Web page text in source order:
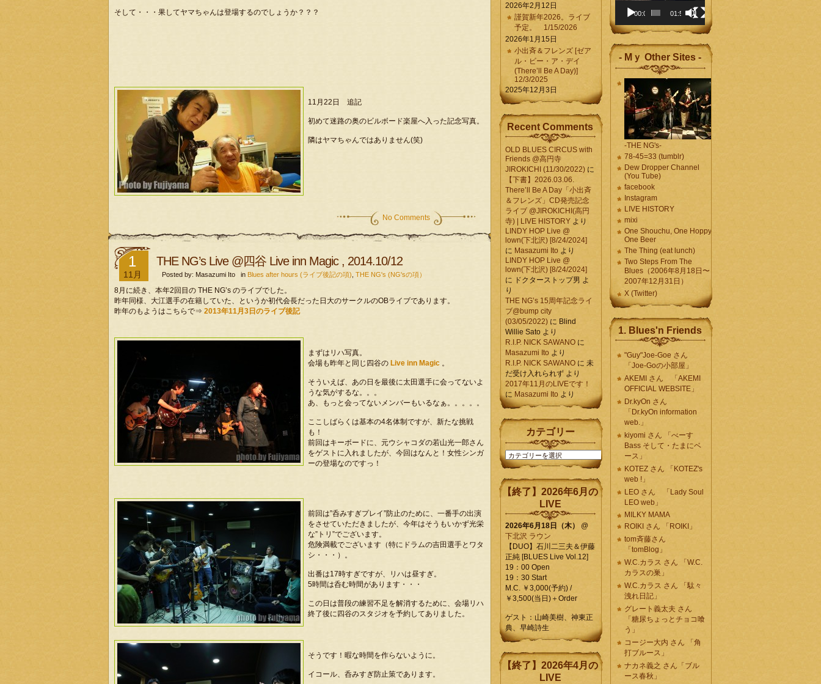
そして・・・果してヤマちゃんは登場するのでしょうか？？？
11月22日 追記
初めて迷路の奥のビルボード楽屋へ入った記念写真。
隣はヤマちゃんではありません(笑)
No Comments
1
11月
THE NG’s Live @四谷 Live inn Magic , 2014.10/12
Posted by: Masazumi Ito in Blues after hours (ライブ後記の項) THE NG's (NG'sの項）
8月に続き、本年2回目の THE NG’s のライブでした。
昨年同様、大江選手の在籍していた、というか初代会長だった日大のサークルのOBライブであります。
昨年のもようはこちらで⇒ 2013年11月3日のライブ後記
まずはリハ写真。
会場も昨年と同じ四谷の Live inn Magic 。
そういえば、あの日を最後に太田選手に会ってないよ
うな気がするな。。。
あ、もっと会ってないメンバーもいるなぁ。。。。。
ここしばらくは基本の4名体制ですが、新たな挑戦
も！
前回はキーボードに、元ウシャコダの若山光一郎さん
をゲストに入れましたが、今回はなんと！女性シンガ
ーの登場なのですっ！
前回は”呑みすぎプレイ”防止のために、一番手の出演
をさせていただきましたが、今年はそうもいかず光栄
な”トリ”でございます。
危険満載でございます（特にドラムの吉田選手とワタ
シ・・・）。
出番は17時すぎですが、リハは昼すぎ。
5時間は呑む時間があります・・・
この日は普段の練習不足を解消するために、会場リハ
終了後に四谷のスタジオを予約してありました。
そうです！暇な時間を作らないように。
イコール、呑みすぎ防止策であります。
2026年2月12日
謹賀新年2026。ライブ
予定。 1/15/2026
2026年1月15日
小出斉＆フレンズ [ゼア
ル・ビー・ア・デイ
(There’ll Be A Day)]
12/3/2025
2025年12月3日
Recent Comments
OLD BLUES CIRCUS with
Friends @高円寺
JIROKICHI (11/30/2022) に
【下書】2026.03.06.
There’ll Be A Day「小出斉
＆フレンズ」CD発売記念
ライブ @JIROKICHI(高円
寺) | LIVE HISTORY より
LINDY HOP Live @
lown(下北沢) [8/24/2024]
に Masazumi Ito より
LINDY HOP Live @
lown(下北沢) [8/24/2024]
に ドクターストップ男 よ
り
THE NG’s 15周年記念ライ
ブ@bump city
(03/05/2022) に Blind
Willie Sato より
R.I.P. NICK SAWANO に
Masazumi Ito より
R.I.P. NICK SAWANO に 未
だ受け入れられず より
2017年11月のLIVEです！
に Masazumi Ito より
カテゴリー
カ
テ
リ
ー
【終了】2026年6月の
LIVE
2026年6月18日（木）
@
下北沢 ラウン
【DUO】石川二三夫＆伊藤
正純 [BLUES Live Vol.12]
19：00 Open
19：30 Start
M.C. ￥3,000(予約) /
￥3,500(当日)＋Order
ゲスト：山崎美樹、神東正
典、早崎詩生
【終了】2026年4月の
LIVE
00:00 01:58
- Mｙ Other Sites -
-THE NG's-
78-45=33 (tumblr)
Dew Dropper Channel
(You Tube)
facebook
Instagram
LIVE HISTORY
mixi
One Shouchu, One Hoppy.
One Beer
The Thing (eat lunch)
Two Steps From The
Blues（2006年8月18日〜
2007年12月31日）
X (Twitter)
1. Blues'n Friends
"Guy"Joe-Goe さん
「Joe-Goの小部屋」
AKEMI さん 「AKEMI
OFFICIAL WEBSITE」
Dr.kyOn さん
「Dr.kyOn information
web.」
kiyomi さん 「べーす
Bass そして・たまにベ
ース」
KOTEZ さん 「KOTEZ's
web !」
LEO さん 「Lady Soul
LEO web」
MILKY MAMA
ROIKI さん 「ROIKI」
tom斉藤さん
「tomBlog」
W.C.カラス さん 「W.C.
カラスの巣」
W.C.カラス さん 「駄々
洩れ日記」
グレート義太夫 さん
「糖尿ちょっとチョコ喰
う」
コージー大内 さん 「角
打ブルース」
ナカネ義之 さん「ブル
ース春秋」